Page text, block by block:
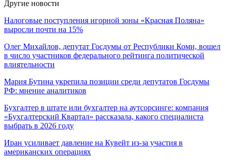
Другие новости
Налоговые поступления игорной зоны «Красная Поляна»
выросли почти на 15%
Олег Михайлов, депутат Госдумы от Республики Коми, вошел
в число участников федерального рейтинга политической
влиятельности
Мария Бутина укрепила позиции среди депутатов Госдумы
РФ: мнение аналитиков
Бухгалтер в штате или бухгалтер на аутсорсинге: компания
«Бухгалтерский Квартал» рассказала, какого специалиста
выбрать в 2026 году
Иран усиливает давление на Кувейт из-за участия в
американских операциях